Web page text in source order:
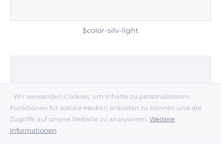
Wir verwenden Cookies, um Inhalte zu personalisieren,
Funktionen für soziale Medien anbieten zu können und die
Zugriffe auf unsere Website zu analysieren. Weitere
Informationen
$color-silv-light
$color-silv-mid